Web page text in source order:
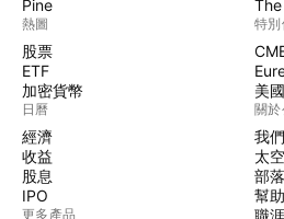
Pine
熱圖
股票
ETF
加密貨幣
日曆
經濟
收益
股息
IPO
更多產品
特
美
關於
我
太
部
幫
職涯